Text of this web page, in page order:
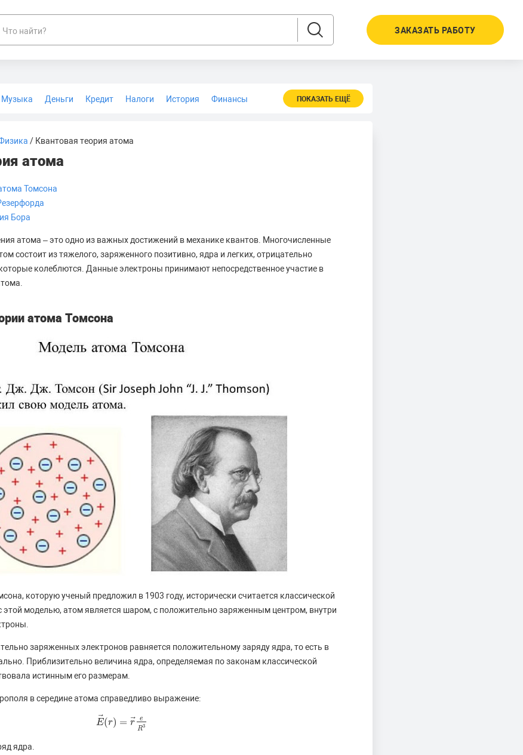
Что найти? ЗАКАЗАТЬ РАБОТУ
Музыка Деньги Кредит Налоги История
Финансы
ПОКАЗАТЬ ЕЩЁ
/ Квантовая теория атома
атома
Томсона
Бора
атома – это одно из важных достижений в механике квантов. Многочисленные
состоит из тяжелого, заряженного позитивно, ядра и легких, отрицательно
колеблются. Данные электроны принимают непосредственное участие в
атома Томсона
которую ученый предложил в 1903 году, исторически считается классической
этой моделью, атом является шаром, с положительно заряженным центром, внутри
заряженных электронов равняется положительному заряду ядра, то есть в
Приблизительно величина ядра, определяемая по законам классической
истинным его размерам.
в середине атома справедливо выражение:
E⃗(r) = r⃗ e
R3
E→(r) =r→eR3
ядра.